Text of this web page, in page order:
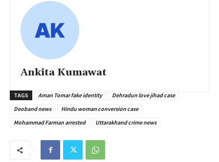
Ankita Kumawat
TAGS Aman Tomar fake identity
Dehradun love jihad case
Deoband news
Hindu woman conversion case
Mohammad Farman arrested
Uttarakhand crime news